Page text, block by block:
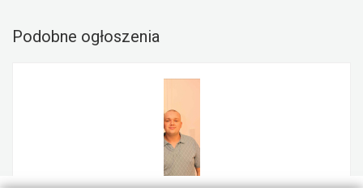
Podobne ogłoszenia